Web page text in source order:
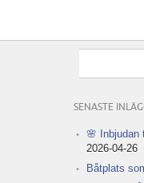
SENASTE
🌸 Inbjudan
2026-04-26
Båtplats